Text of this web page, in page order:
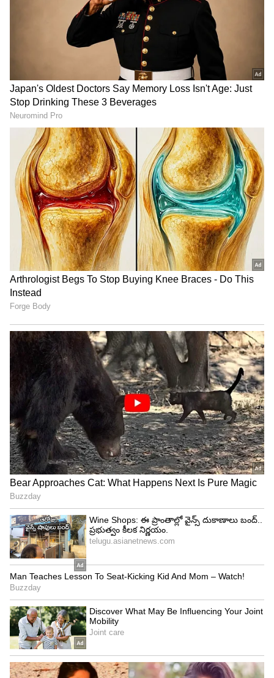
పరువుతీసిన హోమ్ మంత్రి అనిత
| Anitha Vangalapudi Strong
Counter to Jagan
అద్భుత నిర్మాణం.. 47 అంత‌స్తుల
ట్విన్ ట‌వ‌ర్స్‌. ఎక్క‌డంటే.?
LATEST VIDEOS
తెలుగు రాష్ట్రాల్లో మళ్లీ మొదలైన భారీ
వర్షాలు | AP & Telangana Rain Alert
Today
డాలర్లు వస్తాయి కానీ... అమెరికాలో అందరి
బతుకూ ఇదే! | US vs India Minimum
Wage | Asianet News Telugu